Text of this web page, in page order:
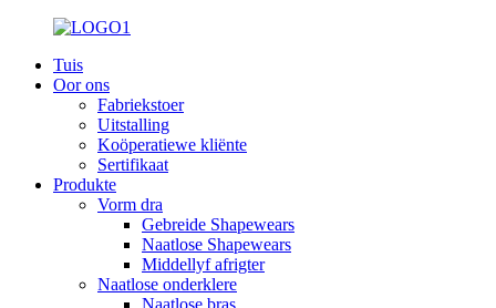
Tuis
Oor ons
Fabriekstoer
Uitstalling
Koöperatiewe kliënte
Sertifikaat
Produkte
Vorm dra
Gebreide Shapewears
Naatlose Shapewears
Middellyf afrigter
Naatlose onderklere
Naatlose bras